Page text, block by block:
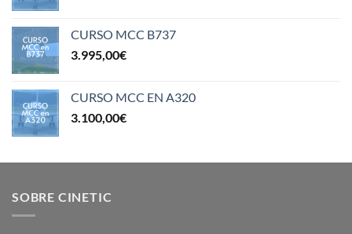
CURSO MCC B737
3.995,00€
CURSO MCC EN A320
3.100,00€
SOBRE CINETIC